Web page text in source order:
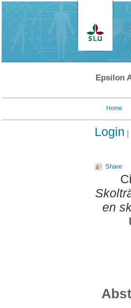
Epsilon
Home
Login
Share
en